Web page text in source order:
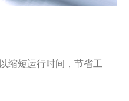
缩短运行时间，节省工